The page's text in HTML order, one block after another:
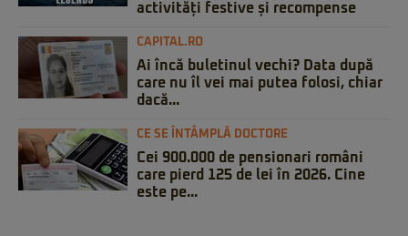
activități festive și recompense
CAPITAL.RO
Ai încă buletinul vechi? Data după
care nu îl vei mai putea folosi, chiar
dacă...
CE SE ÎNTÂMPLĂ DOCTORE
Cei 900.000 de pensionari români
care pierd 125 de lei în 2026. Cine
este pe...